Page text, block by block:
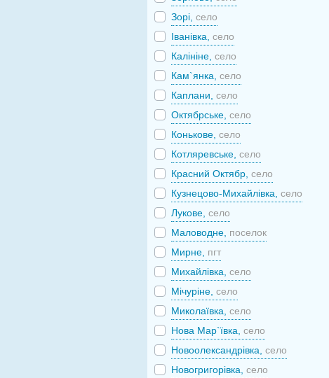
Зорі,село
Іванівка,село
Калініне,село
Кам`янка,село
Каплани,село
Октябрське,село
Конькове,село
Котляревське,село
Красний Октябр,село
Кузнецово-Михайлівка,село
Лукове,село
Маловодне, поселок
Мирне, пгт
Михайлівка,село
Мічуріне,село
Миколаївка,село
Нова Мар`ївка,село
Новоолександрівка,село
Новогригорівка,село